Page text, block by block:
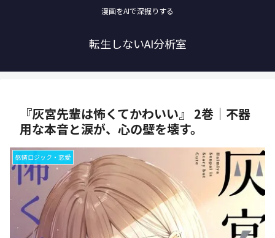
漫画をAIで深掘りする
転生しないAI分析室
『灰宮先輩は怖くてかわいい』 2巻｜不器
用な本音と涙が、心の壁を壊す。
感情ロジック・恋愛